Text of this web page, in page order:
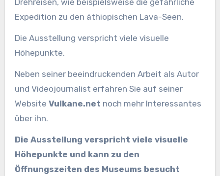
Expedition zu den äthiopischen Lava-Seen.
Die Ausstellung verspricht viele visuelle
Höhepunkte.
Neben seiner beeindruckenden Arbeit als Autor
und Videojournalist erfahren Sie auf seiner
Website Vulkane.net noch mehr Interessantes
über ihn.
Die Ausstellung verspricht viele visuelle
Höhepunkte und kann zu den
Öffnungszeiten des Museums besucht